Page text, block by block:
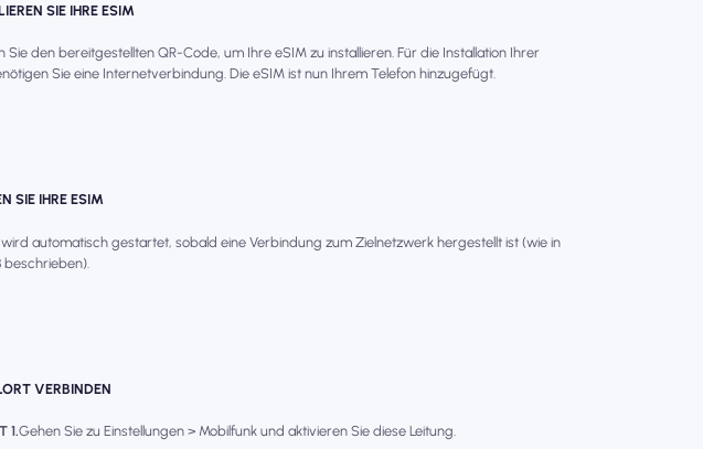
SIE IHRE ESIM
Sie den bereitgestellten QR-Code, um Ihre eSIM zu installieren. Für die Installation Ihrer
Sie eine Internetverbindung. Die eSIM ist nun Ihrem Telefon hinzugefügt.
SIE IHRE ESIM
automatisch gestartet, sobald eine Verbindung zum Zielnetzwerk hergestellt ist (wie in
beschrieben).
VERBINDEN
1.Gehen Sie zu Einstellungen > Mobilfunk und aktivieren Sie diese Leitung.